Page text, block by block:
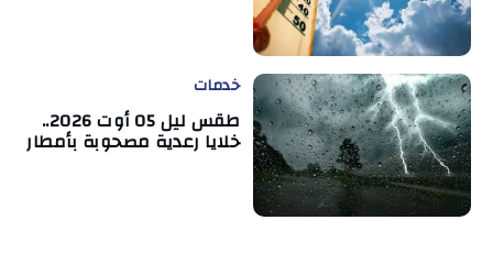
خدمات
طقس ليل 05 أوت 2026..
خلايا رعدية مصحوبة بأمطار